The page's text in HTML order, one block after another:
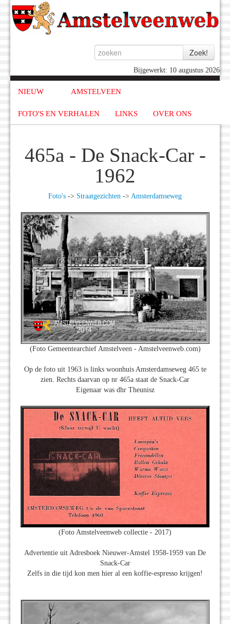
Bijgewerkt: 10 augustus 2026
NIEUW AMSTELVEEN
FOTO'S EN VERHALEN LINKS OVER ONS
465a - De Snack-Car -
1962
Foto's -> Straatgezichten -> Amsterdamseweg
(Foto Gemeentearchief Amstelveen - Amstelveenweb.com)
Op de foto uit 1963 is links woonhuis Amsterdamseweg 465 te
zien. Rechts daarvan op nr 465a staat de Snack-Car
Eigenaar was dhr Theunisz
(Foto Amstelveenweb collectie - 2017)
Advertentie uit Adresboek Nieuwer-Amstel 1958-1959 van De
Snack-Car
Zelfs in die tijd kon men hier al een koffie-espresso krijgen!